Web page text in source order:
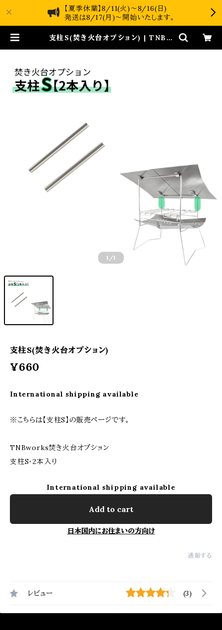
【夏季休業】8/11(火)～8/16(日)
発送は8/17(月)～開始いたします。
支柱S(焚き火台オプション) | TNBw
1 /1
支柱S(焚き火台オプション)
¥660
International shipping available
※こちらは【支柱S】の販売ページです。
TNBworks焚き火台オプション
支柱S・2本入り
International shipping available
Add to cart
日本国内にお住まいの方向け
通報する
レビュー (3)